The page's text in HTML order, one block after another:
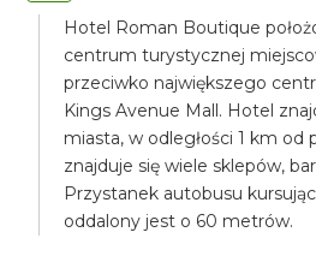
Hotel Roman Boutique
centrum turystycznej
przeciwko największego
Kings Avenue Mall. Hotel
miasta, w odległości 1 km od
znajduje się wiele sklepów,
Przystanek autobusu
oddalony jest o 60 metrów.